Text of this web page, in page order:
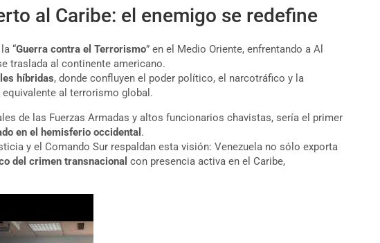
al Caribe: el enemigo se redefine
“Guerra contra el Terrorismo” en el Medio Oriente, enfrentando a Al
traslada al continente americano.
híbridas, donde confluyen el poder político, el narcotráfico y la
al terrorismo global.
de las Fuerzas Armadas y altos funcionarios chavistas, sería el primer
en el hemisferio occidental .
y el Comando Sur respaldan esta visión: Venezuela no sólo exporta
del crimen transnacional con presencia activa en el Caribe,